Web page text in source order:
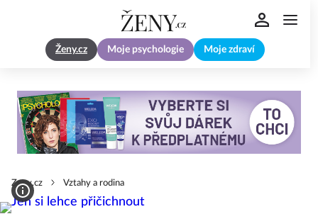
Ženy.cz Moje psychologie Moje zdraví
Zeny.cz Vztahy a rodina